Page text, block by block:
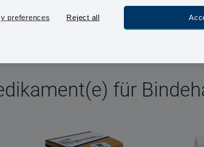
sicher online zu bestellen und – nachdem unser
gestattet hat – innerhalb von 24 Stunden zu erhalten.
für
preferences Reject all